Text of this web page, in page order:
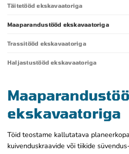
Täitetööd ekskavaatoriga
Maaparandustööd ekskavaatoriga
Trassitööd ekskavaatoriga
Haljastustööd ekskavaatoriga
ekskavaatoriga
Töid teostame kallutatava
kuivenduskraavide või tiikide